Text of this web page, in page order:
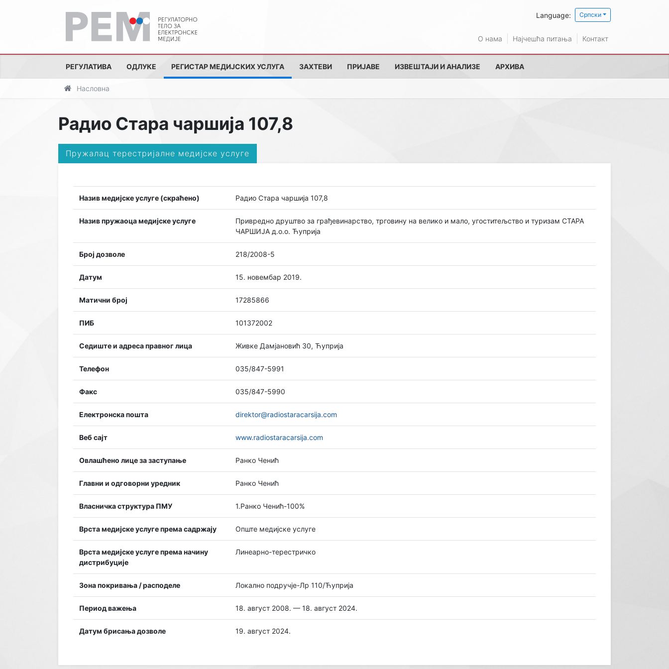
Language: Српски
О нама Најчешћа питања Контакт
РЕГУЛАТИВА ОДЛУКЕ РЕГИСТАР МЕДИЈСКИХ УСЛУГА ЗАХТЕВИ ПРИЈАВЕ ИЗВЕШТАЈИ И АНАЛИЗЕ АРХИВА
Насловна
Радио Стара чаршија 107,8
Пружалац терестријалне медијске услуге
Назив медијске услуге (скраћено) Радио Стара чаршија 107,8
Назив пружаоца медијске услуге
Привредно друштво за грађевинарство, трговину на велико и мало, угоститељство и туризам СТАРА
ЧАРШИЈА д.о.о. Ћуприја
Број дозволе 218/2008-5
Датум 15. новембар 2019.
Матични број 17285866
ПИБ 101372002
Седиште и адреса правног лица Живке Дамјановић 30, Ћуприја
Телефон 035/847-5991
Факс 035/847-5990
Електронска пошта direktor@radiostaracarsija.com
Веб сајт www.radiostaracarsija.com
Овлашћено лице за заступање Ранко Ченић
Главни и одговорни уредник Ранко Ченић
Власничка структура ПМУ 1.Ранко Ченић-100%
Врста медијске услуге према садржају Опште медијске услуге
Врста медијске услуге према начину
дистрибуције
Линеарно-терестричко
Зона покривања / расподеле Локално подручје-Лр 110/Ћуприја
Период важења 18. август 2008. — 18. август 2024.
Датум брисања дозволе 19. август 2024.